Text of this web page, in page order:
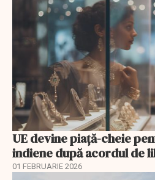
UE devine piață-cheie
indiene după acordul de
01 FEBRUARIE 2026